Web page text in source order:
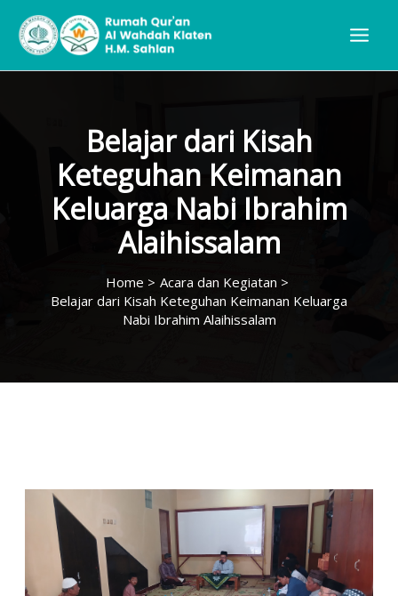
content
Belajar dari Kisah
Keteguhan Keimanan
Keluarga Nabi Ibrahim
Alaihissalam
Home
Acara dan Kegiatan
Belajar dari Kisah Keteguhan Keimanan Keluarga
Nabi Ibrahim Alaihissalam